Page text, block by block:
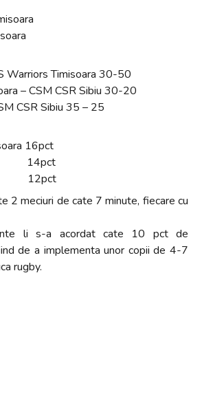
Warriors Timisoara 30-50
– CSM CSR Sibiu 30-20
CSR Sibiu 35 – 25
16pct
14pct
12pct
2 meciuri de cate 7 minute, fiecare cu
li s-a acordat cate 10 pct de
de a implementa unor copii de 4-7
rugby.